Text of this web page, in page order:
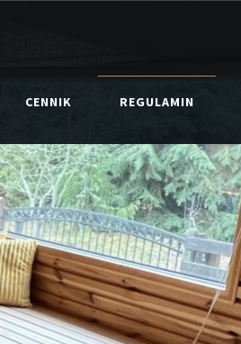
CENNIK REGULAMIN